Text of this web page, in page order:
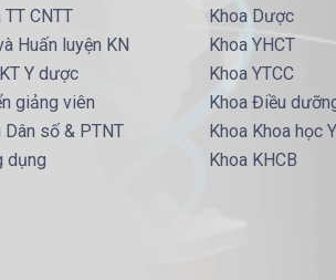
CNTT
Huấn luyện KN
Y dược
giảng viên
Dân số & PTNT
dụng
Khoa Dược
Khoa YHCT
Khoa YTCC
Khoa Điều
Khoa Khoa học
Khoa KHCB